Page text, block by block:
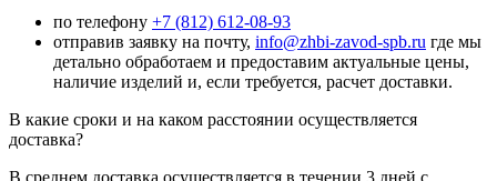
по телефону +7 (812) 612-08-93
отправив заявку на почту, info@zhbi-zavod-spb.ru где мы
детально обработаем и предоставим актуальные цены,
наличие изделий и, если требуется, расчет доставки.
В какие сроки и на каком расстоянии осуществляется
доставка?
В среднем доставка осуществляется в течении 3 дней с